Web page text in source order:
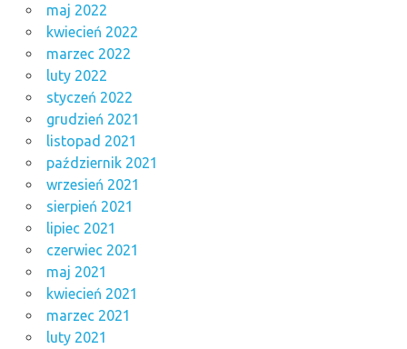
maj 2022
kwiecień 2022
marzec 2022
luty 2022
styczeń 2022
grudzień 2021
listopad 2021
październik 2021
wrzesień 2021
sierpień 2021
lipiec 2021
czerwiec 2021
maj 2021
kwiecień 2021
marzec 2021
luty 2021